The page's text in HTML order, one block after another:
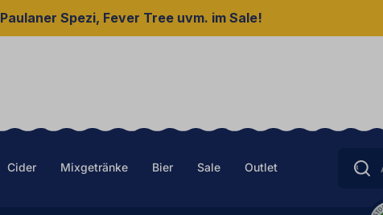
Paulaner Spezi, Fever Tree uvm. im Sale!
Cider Mixgetränke Bier Sale Outlet